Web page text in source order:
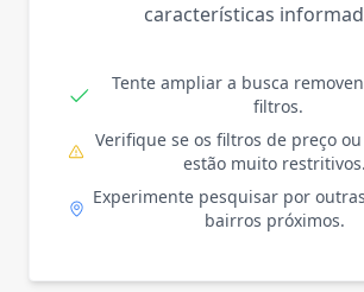
características
Tente ampliar a busca
filtros.
Verifique se os filtros de preço
estão muito restritivos.
Experimente pesquisar por
bairros próximos.